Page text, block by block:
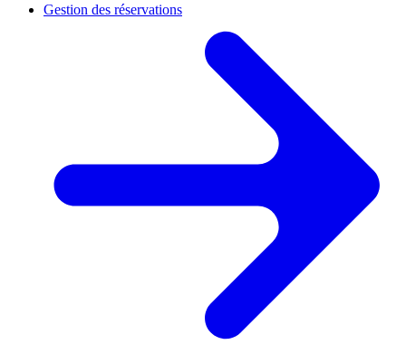
Gestion des réservations